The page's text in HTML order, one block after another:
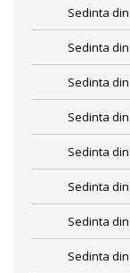
Sedinta
Sedinta
Sedinta
Sedinta
Sedinta
Sedinta
Sedinta
Sedinta